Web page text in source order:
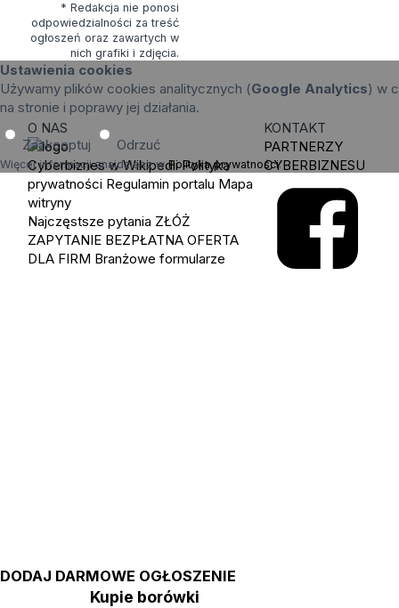
* Redakcja nie ponosi
odpowiedzialności za treść
ogłoszeń oraz zawartych w
nich grafiki i zdjęcia.
DODAJ DARMOWE OGŁOSZENIE
Kupie borówki
Ustawienia cookies
Używamy plików cookies analitycznych (Google Analytics) w
na stronie i poprawy jej działania.
Zaakceptuj Odrzuć
Więcej informacji znajdziesz wPolityka prywatności.
O NAS
Cyberbiznes w Wikipedii Polityka
prywatności Regulamin portalu Mapa
witryny
Najczęstsze pytania ZŁÓŻ
ZAPYTANIE BEZPŁATNA OFERTA
DLA FIRM Branżowe formularze
KONTAKT
PARTNERZY
CYBERBIZNESU